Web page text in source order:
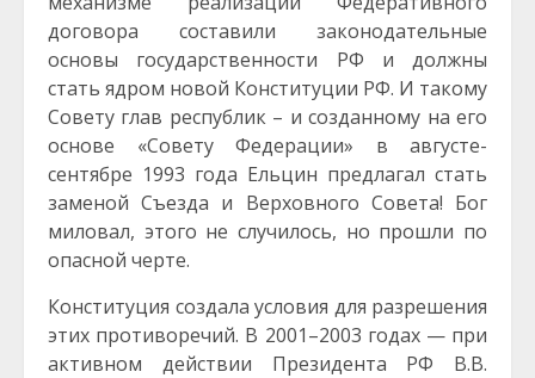
договора составили законодательные
основы государственности РФ и должны
стать ядром новой Конституции РФ. И такому
Совету глав республик – и созданному на его
основе «Совету Федерации» в августе-
сентябре 1993 года Ельцин предлагал стать
заменой Съезда и Верховного Совета! Бог
миловал, этого не случилось, но прошли по
опасной черте.
Конституция создала условия для разрешения
этих противоречий. В 2001–2003 годах — при
активном действии Президента РФ В.В.